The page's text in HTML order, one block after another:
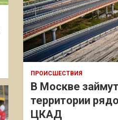
ПРОИСШЕСТВИЯ
В Москве
территории
ЦКАД